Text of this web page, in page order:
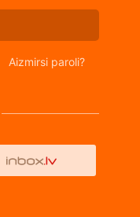
Aizmirsi paroli?